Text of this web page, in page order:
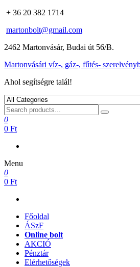
+ 36 20 382 1714
martonbolt@gmail.com
2462 Martonvásár, Budai út 56/B.
Martonvásári víz-, gáz-, fűtés-
Ahol segítségre talál!
0
0 Ft
Menu
0
0 Ft
Főoldal
ÁSzF
Online bolt
AKCIÓ
Pénztár
Elérhetőségek